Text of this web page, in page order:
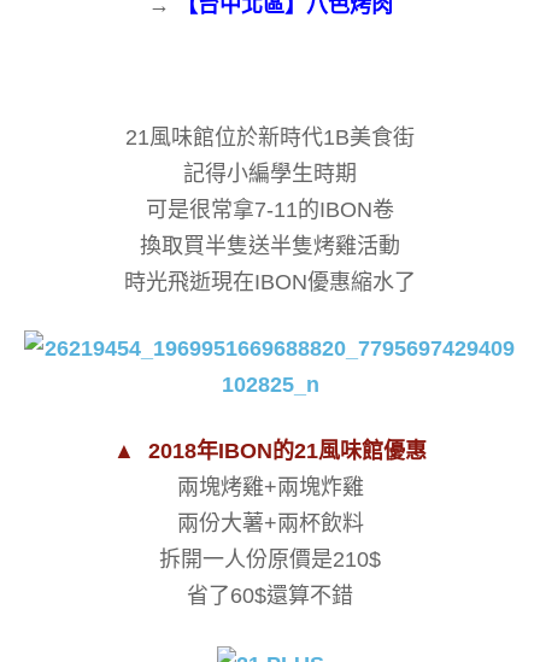
→
【台中北區】八色烤肉
21風味館位於新時代1B美食街
記得小編學生時期
可是很常拿7-11的IBON卷
換取買半隻送半隻烤雞活動
時光飛逝現在IBON優惠縮水了
▲
2018年IBON的21風味館優惠
兩塊烤雞+兩塊炸雞
兩份大薯+兩杯飲料
拆開一人份原價是210$
省了60$還算不錯